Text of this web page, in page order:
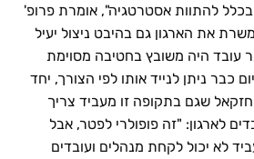
להתוות אסטרטגיה", אומרת פרופ'
את הארגון גם בהיבט ניצול יעיל
עובד היה משובץ בחטיבה מסוימת
כבר ניתן לנייד אותו לפי הצורך, יחד
שגם בתקופה זו מעביד צריך
לארגון: "זה פופולרי לפטר, אבל
לא יכול לקחת מנהלים ועובדים